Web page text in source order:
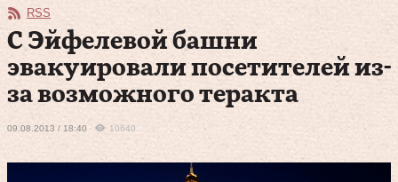
RSS
С Эйфелевой башни
эвакуировали посетителей из-
за возможного теракта
09.08.2013 / 18:40 10640